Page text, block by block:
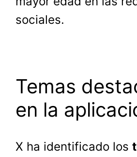
sociales.
Temas
en la
X ha identificado los